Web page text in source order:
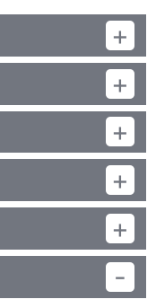
し収納ケース
(ｽﾃﾚｵ)／AVC／BD25G
確50分／6巻
羽々里が、今や娘も憐
女たちに、ベビー服を
に耐え切れずつい声を
和ませようと、再び楠
羽々里から花園家のメ
崎なぎさ／演出：山本
野 茜／作画監督：舘岡
柳隆平／演出：平田貴
明、西山実果
／院田唐音：富田美憂
美／薬膳楠莉：朝井彩
藤あまね／銘戸芽衣：